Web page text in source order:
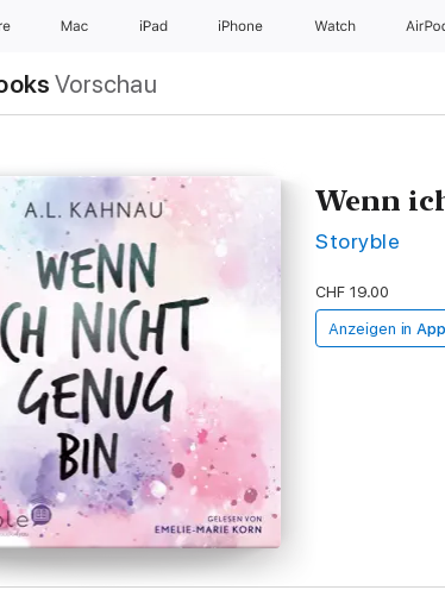
Mac iPad iPhone Watch
Vorschau
Wenn
Storyble
CHF 19.00
Anzeigen in